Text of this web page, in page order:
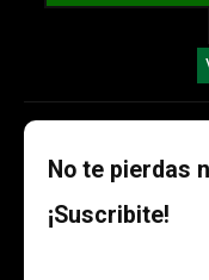
No te pierdas
¡Suscribite!